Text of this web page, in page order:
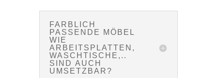
FARBLICH
PASSENDE MÖBEL
WIE
ARBEITSPLATTEN,
WASCHTISCHE,..
SIND AUCH
UMSETZBAR?